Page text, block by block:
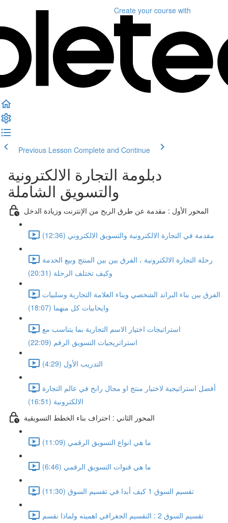
Create your course with
Previous Lesson Complete and Continue
دبلومة التجارة الالكترونية
والتسويق الشاملة
المحور الأول : مقدمة عن طرق الربح من الإنترنت وزيادة الدخل
مقدمة في التجارة الالكترونية والتسويق الالكتروني (12:36)
رحلة التجارة الالكترونية ، الفرق بين بين المنتج وبيع الخدمة
وكيف تختلف الرحلة (20:31)
الفرق بين بناء البراند الشخصي وبناء العلامة التجارية وسلبيات
وايحابيات كل منهما (18:07)
استراتيجات اختيار الاسم التجارية بما يتناسب مع
استراتريجيات التسويق الرقم (22:09)
التدريب الأول (4:29)
أفضل استراتيجية لاختيار منتج او مجال رابح في عالم التجارة
الالكترونية (16:51)
المحور الثاني : احتراف بناء الخطط التسويقية
ما هي انواع التسويق الرقمي (11:09)
ما هي قنوات التسويق الرقمي (6:46)
تقسيم السوق 1 كيف أبدا في تقسيم السوق (11:30)
تقسيم السوق 2 : التقسيم الجغرافي اهميته ولماذا نقسم